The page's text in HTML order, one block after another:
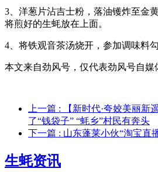
3、洋葱片沾吉士粉，落油镬炸至金
将煎好的生蚝放在上面。
4、将铁观音茶汤烧开，参加调味料
本文来自劲风号，仅代表劲风号自媒
上一篇 : 【新时代·夸姣美丽新
了“钱袋子” “蚝乡”村民有奔头
下一篇 : 山东蓬莱小伙“淘宝直
生蚝资讯